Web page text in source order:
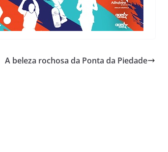
A beleza rochosa da Ponta da Piedade